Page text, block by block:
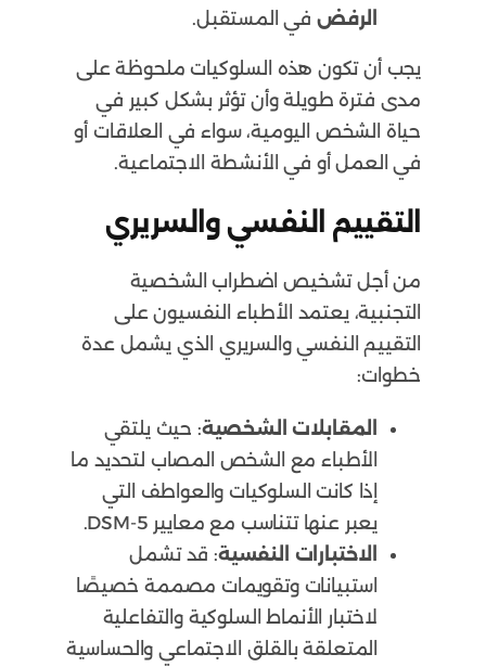
الرفض في المستقبل.
يجب أن تكون هذه السلوكيات ملحوظة على
مدى فترة طويلة وأن تؤثر بشكل كبير في
حياة الشخص اليومية، سواء في العلاقات أو
في العمل أو في الأنشطة الاجتماعية.
التقييم النفسي والسريري
من أجل تشخيص اضطراب الشخصية
التجنبية، يعتمد الأطباء النفسيون على
التقييم النفسي والسريري الذي يشمل عدة
خطوات:
المقابلات الشخصية: حيث يلتقي
الأطباء مع الشخص المصاب لتحديد ما
إذا كانت السلوكيات والعواطف التي
يعبر عنها تتناسب مع معايير DSM-5.
الاختبارات النفسية: قد تشمل
استبيانات وتقويمات مصممة خصيصًا
لاختبار الأنماط السلوكية والتفاعلية
المتعلقة بالقلق الاجتماعي والحساسية